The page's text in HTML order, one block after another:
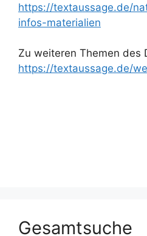
https://textaussage.de/
infos-materialien
Zu weiteren Themen des
https://textaussage.de/
Gesamtsuche